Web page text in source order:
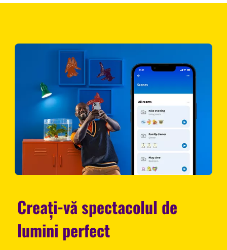
Creați-vă spectacolul de
lumini perfect